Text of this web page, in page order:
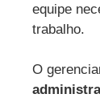
equipe
trabalho.
O